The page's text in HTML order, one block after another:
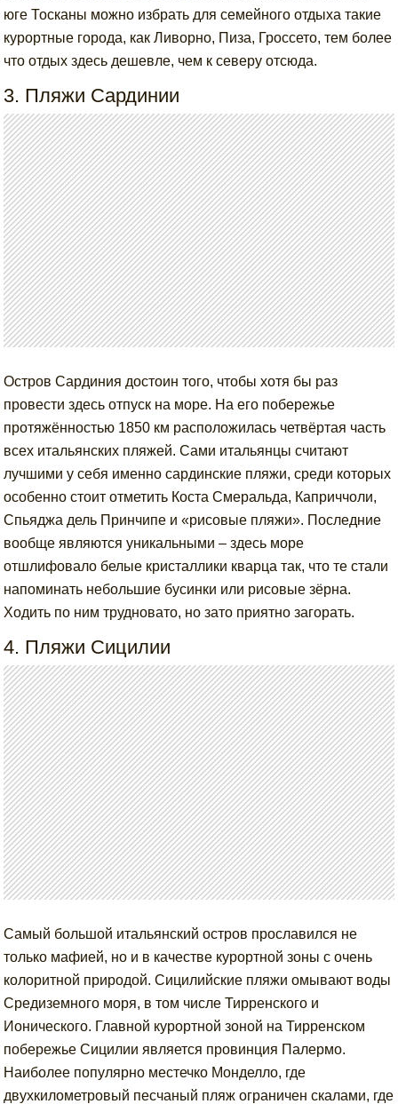
юге Тосканы можно избрать для семейного отдыха такие
курортные города, как Ливорно, Пиза, Гроссето, тем более
что отдых здесь дешевле, чем к северу отсюда.
3. Пляжи Сардинии
Остров Сардиния достоин того, чтобы хотя бы раз
провести здесь отпуск на море. На его побережье
протяжённостью 1850 км расположилась четвёртая часть
всех итальянских пляжей. Сами итальянцы считают
лучшими у себя именно сардинские пляжи, среди которых
особенно стоит отметить Коста Смеральда, Каприччоли,
Спьяджа дель Принчипе и «рисовые пляжи». Последние
вообще являются уникальными – здесь море
отшлифовало белые кристаллики кварца так, что те стали
напоминать небольшие бусинки или рисовые зёрна.
Ходить по ним трудновато, но зато приятно загорать.
4. Пляжи Сицилии
Самый большой итальянский остров прославился не
только мафией, но и в качестве курортной зоны с очень
колоритной природой. Сицилийские пляжи омывают воды
Средиземного моря, в том числе Тирренского и
Ионического. Главной курортной зоной на Тирренском
побережье Сицилии является провинция Палермо.
Наиболее популярно местечко Монделло, где
двухкилометровый песчаный пляж ограничен скалами, где